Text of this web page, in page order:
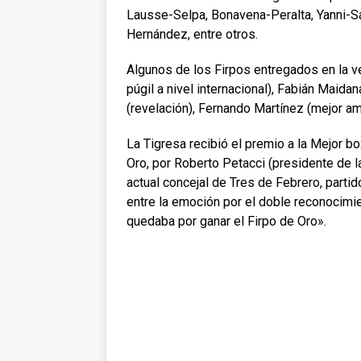
Lausse-Selpa, Bonavena-Peralta, Yanni-
Hernández, entre otros.
Algunos de los Firpos entregados en la
púgil a nivel internacional), Fabián
(revelación), Fernando Martínez (mejor
La Tigresa recibió el premio a la Mejor
Oro, por Roberto Petacci (presidente de
actual concejal de Tres de Febrero,
entre la emoción por el doble
quedaba por ganar el Firpo de Oro».